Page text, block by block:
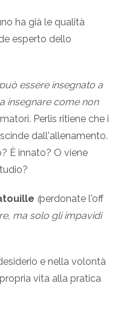
ha già le qualità
esperto dello
essere insegnato a
insegnare come non
Perlis ritiene che i
dall'allenamento.
È innato? O viene
(perdonate l'off
ma solo gli impavidi
e nella volontà
vita alla pratica